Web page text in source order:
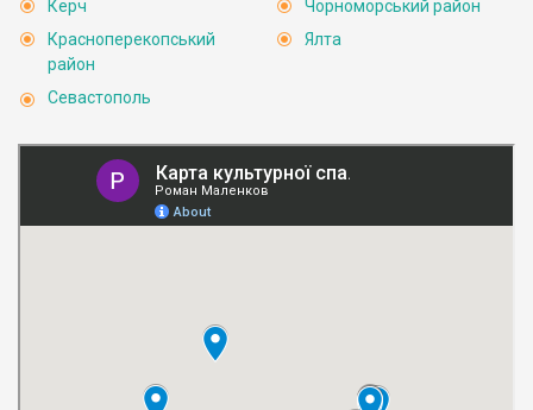
Керч
Красноперекопський
район
Севастополь
Чорноморський район
Ялта